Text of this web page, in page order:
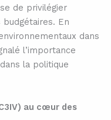
de privilégier
budgétaires. En
dans
l’importance
la politique
au cœur des